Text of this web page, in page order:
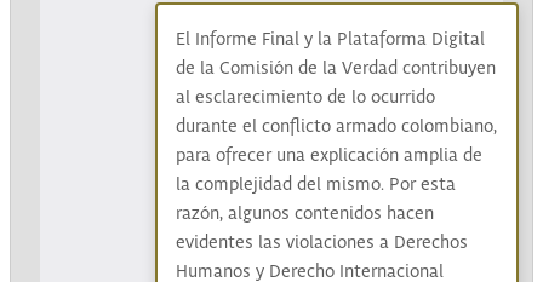
El Informe Final y la Plataforma Digital
de la Comisión de la Verdad contribuyen
al esclarecimiento de lo ocurrido
durante el conflicto armado colombiano,
para ofrecer una explicación amplia de
la complejidad del mismo. Por esta
razón, algunos contenidos hacen
evidentes las violaciones a Derechos
Humanos y Derecho Internacional